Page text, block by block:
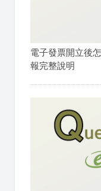
電子發票開立後
報完整說明